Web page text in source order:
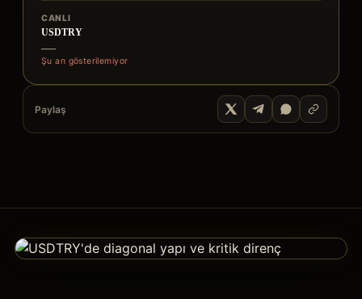
CANLI
USDTRY
—
Şu an gösterilemiyor
Paylaş